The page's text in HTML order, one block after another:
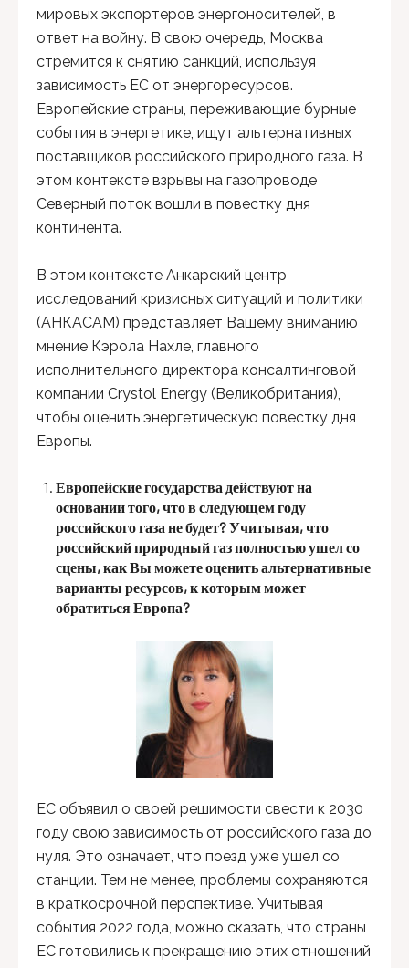
мировых экспортеров энергоносителей, в
ответ на войну. В свою очередь, Москва
стремится к снятию санкций, используя
зависимость ЕС от энергоресурсов.
Европейские страны, переживающие бурные
события в энергетике, ищут альтернативных
поставщиков российского природного газа. В
этом контексте взрывы на газопроводе
Северный поток вошли в повестку дня
континента.
В этом контексте Анкарский центр
исследований кризисных ситуаций и политики
(АНКАСАМ) представляет Вашему вниманию
мнение Кэрола Нахле, главного
исполнительного директора консалтинговой
компании Crystol Energy (Великобритания),
чтобы оценить энергетическую повестку дня
Европы.
Европейские государства действуют на
основании того, что в следующем году
российского газа не будет? Учитывая, что
российский природный газ полностью ушел со
сцены, как Вы можете оценить альтернативные
варианты ресурсов, к которым может
обратиться Европа?
ЕС объявил о своей решимости свести к 2030
году свою зависимость от российского газа до
нуля. Это означает, что поезд уже ушел со
станции. Тем не менее, проблемы сохраняются
в краткосрочной перспективе. Учитывая
события 2022 года, можно сказать, что страны
ЕС готовились к прекращению этих отношений